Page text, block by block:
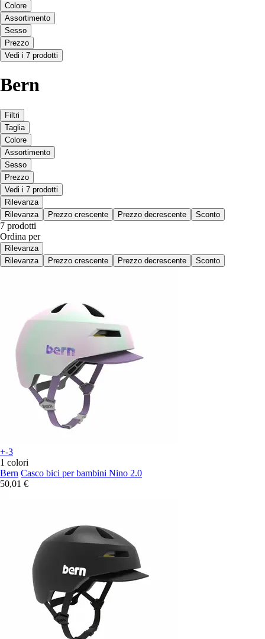
Colore
Assortimento
Sesso
Prezzo
Vedi i 7 prodotti
Bern
Filtri
Taglia
Colore
Assortimento
Sesso
Prezzo
Vedi i 7 prodotti
Rilevanza
Rilevanza
Prezzo crescente Prezzo decrescente Sconto
7 prodotti
Ordina per
Rilevanza
Rilevanza
Prezzo crescente Prezzo decrescente Sconto
+-3
1 colori
Bern Casco bici per bambini Nino 2.0
50,01 €